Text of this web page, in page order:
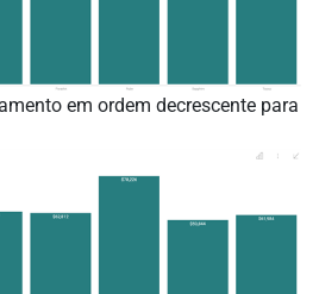
em ordem decrescente para